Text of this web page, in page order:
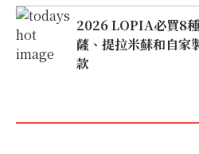
2026 LOPIA必買8
薩、提拉米蘇和自家
款